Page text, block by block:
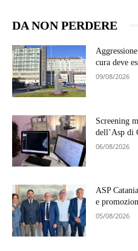
DA NON PERDERE
cura deve
09/08/2026
Screening
dell’Asp di
06/08/2026
ASP
e
05/08/2026